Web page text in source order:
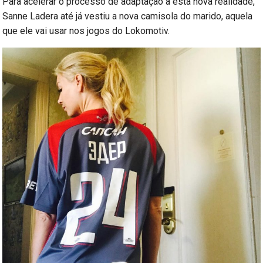
Sanne Ladera até já vestiu a nova camisola do marido, aquela
que ele vai usar nos jogos do Lokomotiv.